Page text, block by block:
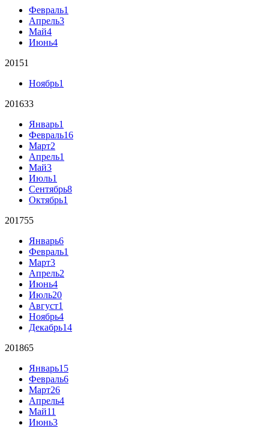
Февраль1
Апрель3
Май4
Июнь4
20151
Ноябрь1
201633
Январь1
Февраль16
Март2
Апрель1
Май3
Июль1
Сентябрь8
Октябрь1
201755
Январь6
Февраль1
Март3
Апрель2
Июнь4
Июль20
Август1
Ноябрь4
Декабрь14
201865
Январь15
Февраль6
Март26
Апрель4
Май11
Июнь3